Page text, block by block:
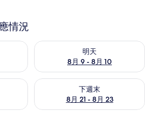
情況
供應情況
明天
8月 9 - 8月 10
查看明天 (8月 9 - 8月 10) 的供
的供應情況
下週末
8月 21 - 8月 23
查看下週末 (8月 21 - 8月 23)